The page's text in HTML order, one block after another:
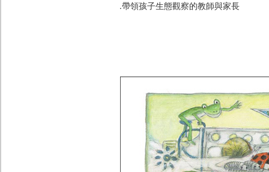
․帶領孩子生態觀察的教師與家長